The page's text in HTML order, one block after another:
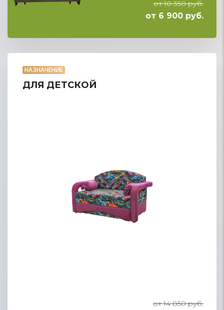
от 10 350 руб.
от 6 900 руб.
НАЗНАЧЕНИЕ
ДЛЯ ДЕТСКОЙ
от 14 850 руб.